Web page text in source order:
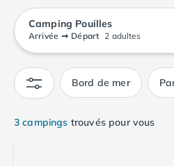
Camping Manche
Camping Mont Saint Michel
Camping Bretagne
Camping Côtes d'Armor
Camping Erquy
Camping Saint-Cast-le-
Camping Finistère
Camping Pouilles
Arrivée ➞ Départ 2 adultes
Bord de mer
3 campings trouvés pour vous